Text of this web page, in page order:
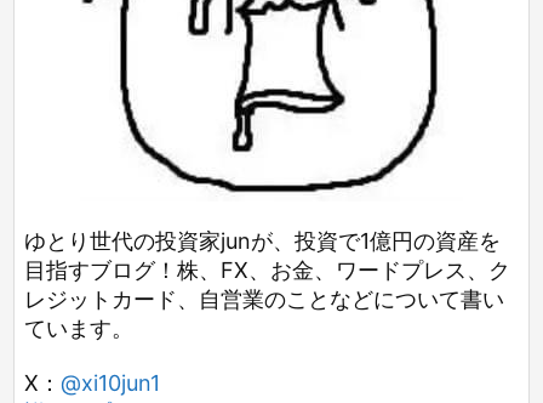
ゆとり世代の投資家junが、投資で1億円の資産を
目指すブログ！株、FX、お金、ワードプレス、ク
レジットカード、自営業のことなどについて書い
ています。
X： @xi10jun1